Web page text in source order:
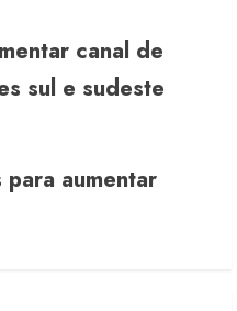
canal de
sul e sudeste
aumentar